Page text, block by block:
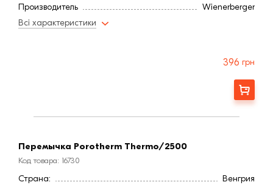
Производитель
Wienerberger
Всі характеристики
396 грн
Заказать
Перемычка Porotherm Thermo/2500
Код товара: 16730
Страна:
Венгрия